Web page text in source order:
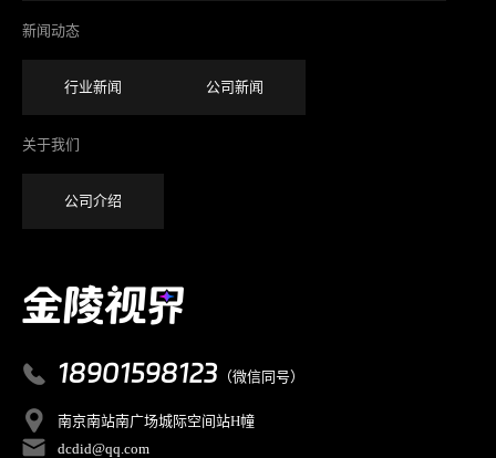
新闻动态
行业新闻 公司新闻
关于我们
公司介绍
18901598123 （微信同号）
南京南站南广场城际空间站H幢
dcdid@qq.com